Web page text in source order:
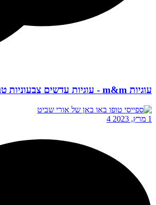
עוגיות m&m - עוגיות עדשים צבעוניות טבעוניות
1 מרץ, 2023 4